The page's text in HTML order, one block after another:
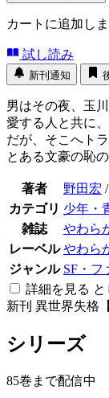
カートに追加し
試し読み
新刊通知
男はその夜、玉
愛する人と共に
だが、そこへト
とある文豪の恥
著者 野田宏 /
カテゴリ 少年・
雑誌
やわら
レーベル やわら
ジャンル SF・フ
詳細を見る と
新刊 異世界失格
シリーズ
85巻まで配信中